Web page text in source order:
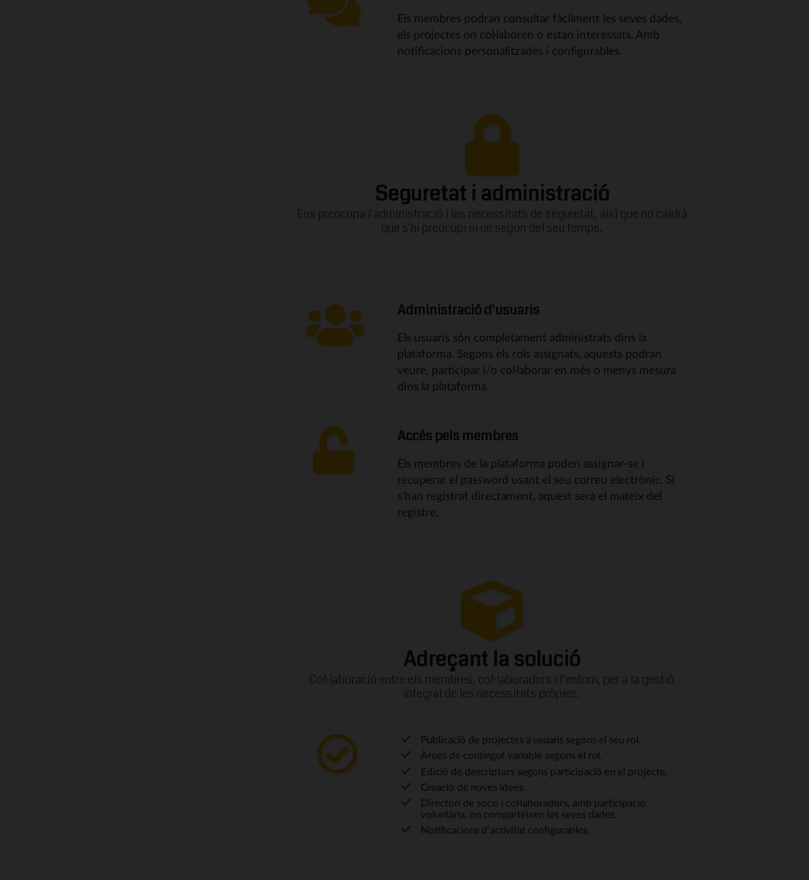
Els membres podran consultar fàcilment les seves dades,
els projectes on col·laboren o estan interessats. Amb
notificacions personalitzades i configurables.
Seguretat i administració
Administració d'usuaris
Els usuaris són completament administrats dins la
plataforma. Segons els rols assignats, aquests podran
veure, participar i/o col·laborar en més o menys mesura
dins la plataforma.
Accés pels membres
Els membres de la plataforma poden assignar-se i
recuperar el password usant el seu correu electrònic. Si
s'han registrat directament, aquest serà el mateix del
registre.
Adreçant la solució
Publicació de projectes a usuaris segons el seu rol.
Àrees de contingut variable segons el rol.
Edició de descriptors segons participació en el projecte.
Creació de noves idees.
Directori de socis i col·laboradors, amb participació
voluntària, on comparteixen les seves dades.
Notificacions d’activitat configurables.